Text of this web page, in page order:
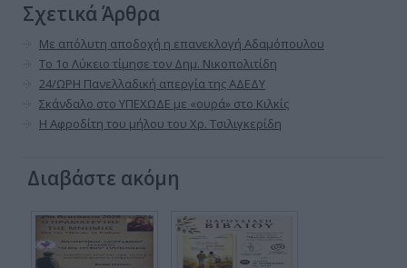
Σχετικά Άρθρα
Με απόλυτη αποδοχή η επανεκλογή Αδαμόπουλου
Το 1ο Λύκειο τίμησε τον Δημ. Νικοπολιτίδη
24/ΩΡΗ Πανελλαδική απεργία της ΑΔΕΔΥ
Σκάνδαλο στο ΥΠΕΧΩΔΕ με «ουρά» στο Κιλκίς
Η Αφροδίτη του μήλου του Χρ. Τσιλιγκερίδη
Διαβάστε ακόμη